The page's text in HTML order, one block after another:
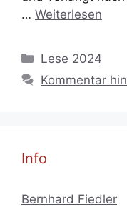
… Weiterlesen
Kategorien
Lese 2024
Kommentar
Info
Bernhard Fiedler